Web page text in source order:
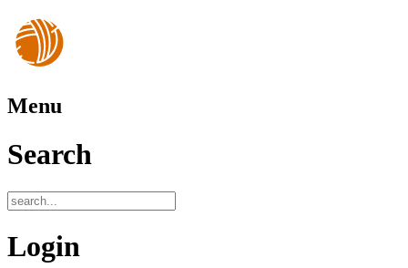
Menu
Search
Login